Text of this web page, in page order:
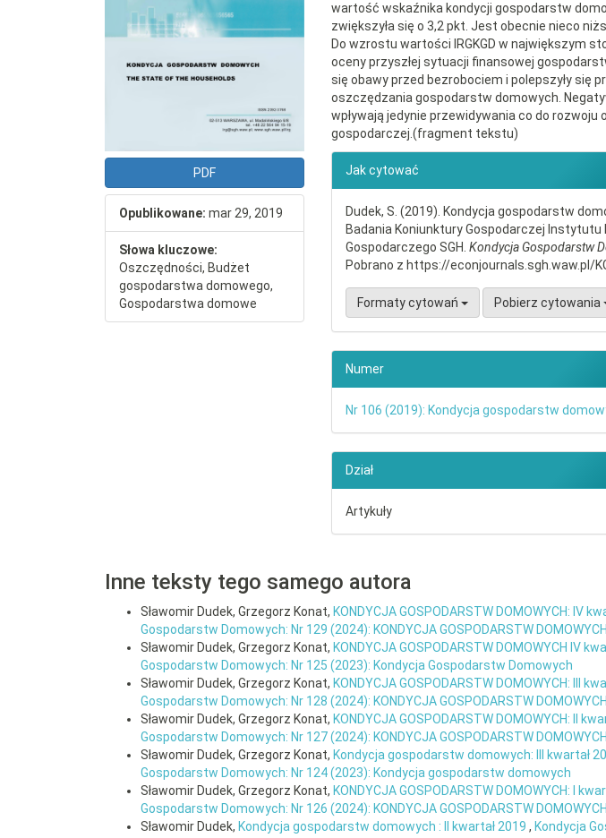
PDF
Opublikowane: mar 29, 2019
Słowa kluczowe:
Oszczędności, Budżet
gospodarstwa domowego,
Gospodarstwa domowe
wartość wskaźnika kondycji gospodarstw
zwiększyła się o 3,2 pkt. Jest obecnie nieco
Do wzrostu wartości IRGKGD w największym
oceny przyszłej sytuacji finansowej
się obawy przed bezrobociem i polepszyły się
oszczędzania gospodarstw domowych.
wpływają jedynie przewidywania co do rozwoju
gospodarczej.(fragment tekstu)
Jak cytować
Dudek, S. (2019). Kondycja gospodarstw
Badania Koniunktury Gospodarczej Instytutu
Gospodarczego SGH.Kondycja Gospodarstw
Pobrano z https://econjournals.sgh.waw.pl/
Formaty cytowań Pobierz cytowania
Numer
Nr 106 (2019): Kondycja gospodarstw
Dział
Artykuły
Inne teksty tego samego autora
Sławomir Dudek, Grzegorz Konat, KONDYCJA GOSPODARSTW DOMOWYCH: IV
Gospodarstw Domowych: Nr 129 (2024): KONDYCJA GOSPODARSTW
Sławomir Dudek, Grzegorz Konat, KONDYCJA GOSPODARSTW DOMOWYCH IV
Gospodarstw Domowych: Nr 125 (2023): Kondycja Gospodarstw Domowych
Sławomir Dudek, Grzegorz Konat, KONDYCJA GOSPODARSTW DOMOWYCH: III
Gospodarstw Domowych: Nr 128 (2024): KONDYCJA GOSPODARSTW
Sławomir Dudek, Grzegorz Konat, KONDYCJA GOSPODARSTW DOMOWYCH: II
Gospodarstw Domowych: Nr 127 (2024): KONDYCJA GOSPODARSTW
Sławomir Dudek, Grzegorz Konat, Kondycja gospodarstw domowych: III kwartał
Gospodarstw Domowych: Nr 124 (2023): Kondycja gospodarstw domowych
Sławomir Dudek, Grzegorz Konat, KONDYCJA GOSPODARSTW DOMOWYCH: I
Gospodarstw Domowych: Nr 126 (2024): KONDYCJA GOSPODARSTW
Sławomir Dudek, Kondycja gospodarstw domowych : II kwartał 2019 , Kondycja